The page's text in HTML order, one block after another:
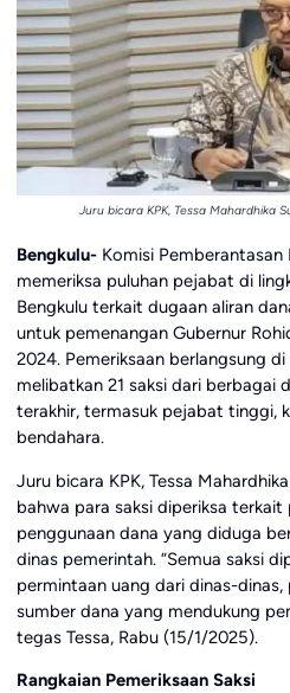
Juru bicara KPK, Tessa Mahardhika
Bengkulu-Komisi Pemberantasan
memeriksa puluhan pejabat di
Bengkulu terkait dugaan aliran
untuk pemenangan Gubernur
2024. Pemeriksaan berlangsung
melibatkan 21 saksi dari berbagai
terakhir, termasuk pejabat tinggi,
bendahara.
Juru bicara KPK, Tessa
bahwa para saksi diperiksa terkait
penggunaan dana yang diduga
dinas pemerintah. “Semua saksi
permintaan uang dari dinas-dinas,
sumber dana yang mendukung
tegas Tessa, Rabu (15/1/2025).
Rangkaian Pemeriksaan Saksi